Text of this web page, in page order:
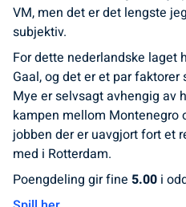
VM, men det er det lengste
subjektiv.
For dette nederlandske laget
Gaal, og det er et par
Mye er selvsagt avhengig av
kampen mellom Montenegro
jobben der er uavgjort fort et
med i Rotterdam.
Poengdeling gir fine 5.00 i